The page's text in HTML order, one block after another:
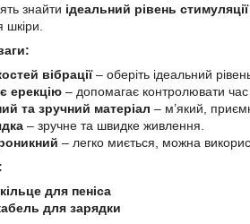
знайти ідеальний рівень стимуляції
шкіри.
вібрації– оберіть ідеальний
ерекцію – допомагає контролювати час
та зручний матеріал – м’який,
– зручне та швидке живлення.
– легко миється, можна
для пеніса
для зарядки